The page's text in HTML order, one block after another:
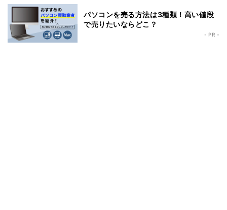
パソコンを売る方法は3種類！高い値段
で売りたいならどこ？
- PR -